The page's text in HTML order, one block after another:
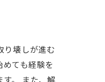
り壊しが進む
ても経験を
。 また、解